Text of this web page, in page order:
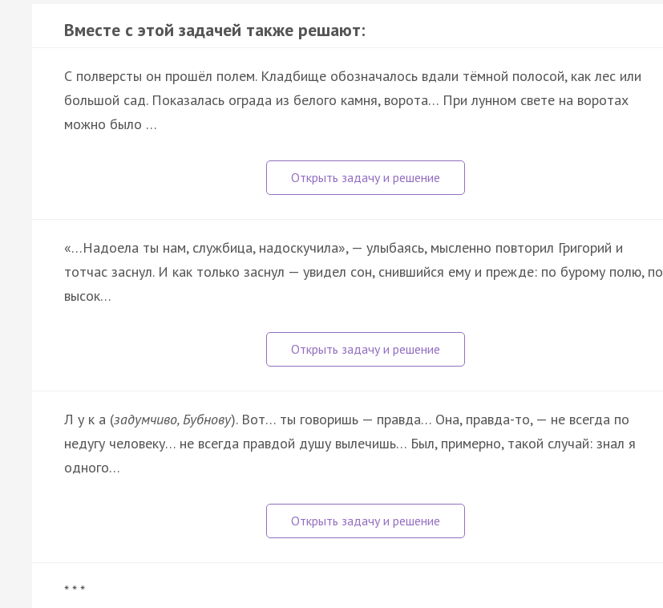
Вместе с этой задачей также решают:
С полверсты он прошёл полем. Кладбище обозначалось вдали тёмной полосой, как лес или
большой сад. Показалась ограда из белого камня, ворота… При лунном свете на воротах
можно было …
«…Надоела ты нам, службица, надоскучила», — улыбаясь, мысленно повторил Григорий и
тотчас заснул. И как только заснул — увидел сон, снившийся ему и прежде: по бурому полю, по
высок…
Л у к а (задумчиво, Бубнову). Вот… ты говоришь — правда… Она, правда-то, — не всегда по
недугу человеку… не всегда правдой душу вылечишь… Был, примерно, такой случай: знал я
одного…
* * *